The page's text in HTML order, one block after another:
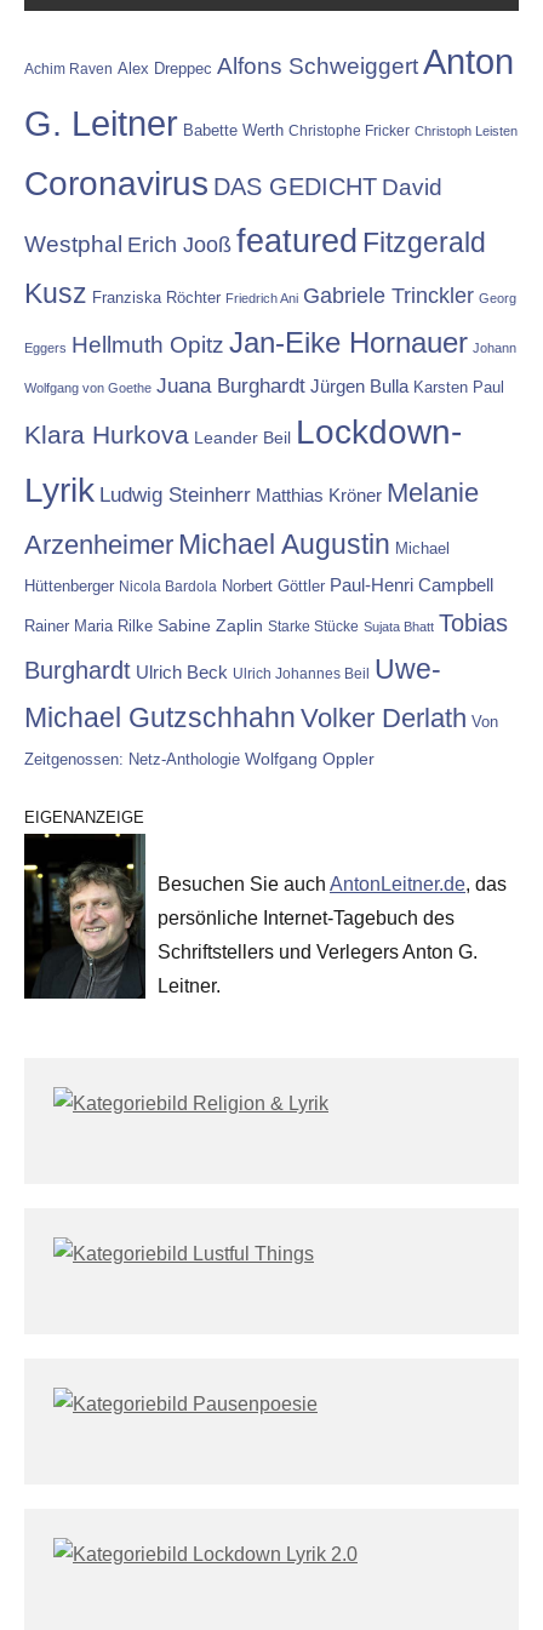
Achim Raven Alex Dreppec Alfons Schweiggert Anton
G. Leitner Babette Werth Christophe Fricker Christoph Leisten
Coronavirus DAS GEDICHT David
Westphal Erich Jooß featured Fitzgerald
Kusz Franziska Röchter Friedrich Ani Gabriele Trinckler Georg
Eggers Hellmuth Opitz Jan-Eike Hornauer Johann
Wolfgang von Goethe Juana Burghardt Jürgen Bulla Karsten Paul
Klara Hurkova Leander Beil Lockdown-
Lyrik Ludwig Steinherr Matthias Kröner Melanie
Arzenheimer Michael Augustin Michael
Hüttenberger Nicola Bardola Norbert Göttler Paul-Henri Campbell
Rainer Maria Rilke Sabine Zaplin Starke Stücke Sujata Bhatt Tobias
Burghardt Ulrich Beck Ulrich Johannes Beil Uwe-
Michael Gutzschhahn Volker Derlath Von
Zeitgenossen: Netz-Anthologie Wolfgang Oppler
EIGENANZEIGE
Besuchen Sie auch AntonLeitner.de, das
persönliche Internet-Tagebuch des
Schriftstellers und Verlegers Anton G.
Leitner.